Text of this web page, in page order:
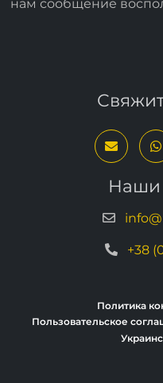
вопросы или
Наши
Политика
Пользовательское